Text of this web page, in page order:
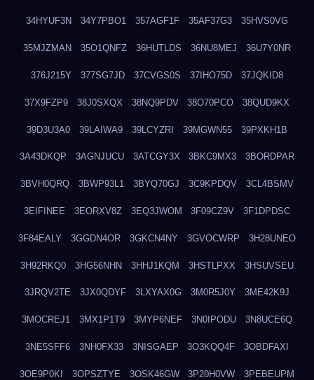
34HYUF3N 34Y7PBO1 357AGF1F 35AF37G3 35HVS0VG
35MJZMAN 35O1QNFZ 36HUTLDS 36NU8MEJ 36U7Y0NR
376J215Y 377SG7JD 37CVGS0S 37IHO75D 37JQKID8
37X9FZP9 38J0SXQX 38NQ9PDV 38O70PCO 38QUD9KX
39D3U3A0 39LAIWA9 39LCYZRI 39MGWN55 39PXKH1B
3A43DKQP 3AGNJUCU 3ATCGY3X 3BKC9MX3 3BORDPAR
3BVH0QRQ 3BWP93L1 3BYQ70GJ 3C9KPDQV 3CL4BSMV
3EIFINEE 3EORXV8Z 3EQ3JWOM 3F09CZ9V 3F1DPDSC
3F84EALY 3GGDN4OR 3GKCN4NY 3GVOCWRP 3H28UNEO
3H92RKQ0 3HG56NHN 3HHJ1KQM 3HSTLPXX 3HSUVSEU
3JRQV2TE 3JX0QDYF 3LXYAX0G 3M0R5J0Y 3ME42K9J
3MOCREJ1 3MX1P1T9 3MYP6NEF 3N0IPODU 3N8UCE6Q
3NE5SFF6 3NH0FX33 3NISGAEP 3O3KQQ4F 3OBDFAXI
3OE9P0KI 3OPSZTYE 3OSK46GW 3P20H0VW 3PEBEUPM